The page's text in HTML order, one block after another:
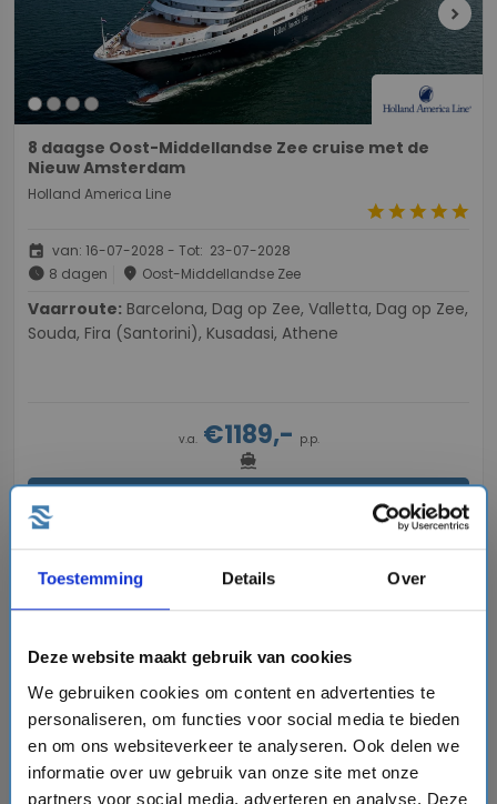
Toestemming Details Over
Deze website maakt gebruik van cookies
We gebruiken cookies om content en advertenties te
personaliseren, om functies voor social media te bieden
en om ons websiteverkeer te analyseren. Ook delen we
informatie over uw gebruik van onze site met onze
partners voor social media, adverteren en analyse. Deze
chevron_right
8 daagse Oost-Middellandse Zee cruise met de
Nieuw Amsterdam
Holland America Line
starstarstarstarstar
event van: 16-07-2028 - Tot: 23-07-2028
schedule 8 dagen place Oost-Middellandse Zee
Vaarroute:
Souda, Fira (Santorini), Kusadasi, Athene
v.a.€1189,- p.p.
directions_boat
Bekijk cruisechevron_right
Vergelijk
chevron_right